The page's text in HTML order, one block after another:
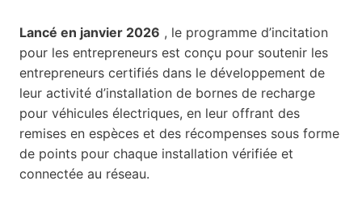
Lancé en janvier 2026 , le programme d’incitation
pour les entrepreneurs est conçu pour soutenir les
entrepreneurs certifiés dans le développement de
leur activité d’installation de bornes de recharge
pour véhicules électriques, en leur offrant des
remises en espèces et des récompenses sous forme
de points pour chaque installation vérifiée et
connectée au réseau.